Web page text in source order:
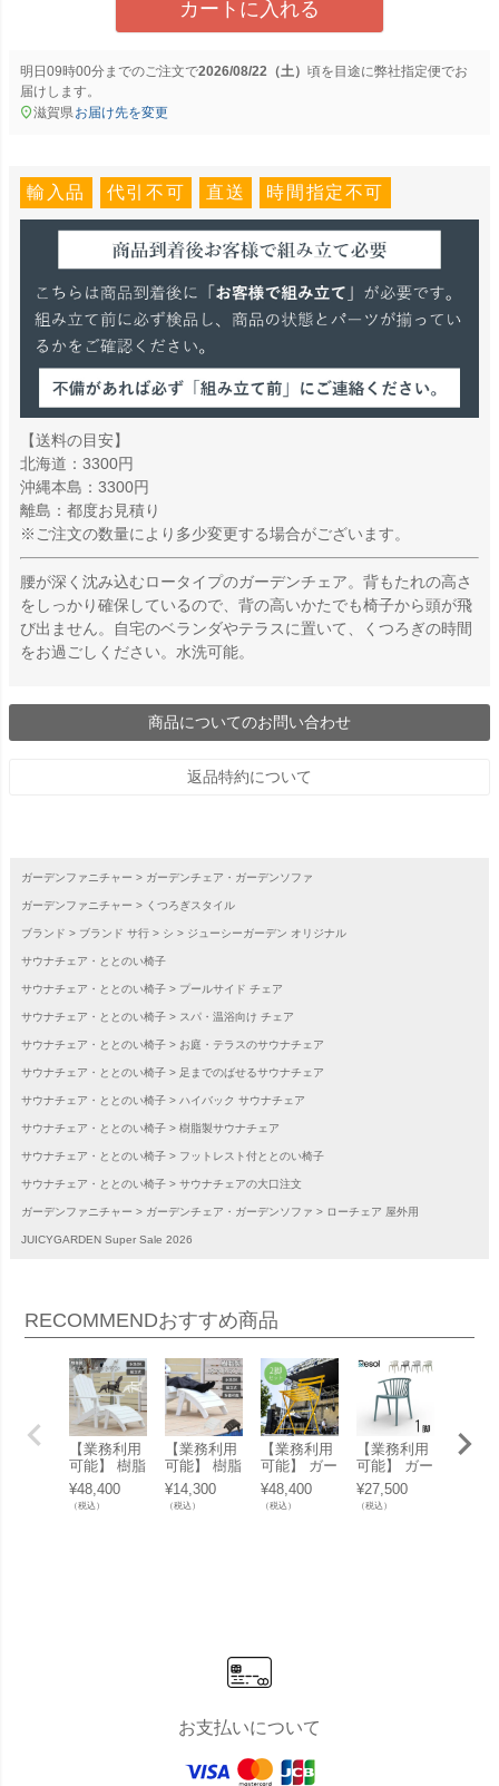
カートに入れる
明日09時00分までのご注文で2026/08/22（土） に弊社指定便でお
届けします。
滋賀県 お届け先を変更
輸入品 代引不可 直送 時間指定不可
【送料の目安】
北海道：3300円
沖縄本島：3300円
離島：都度お見積り
※ご注文の数量により多少変更する場合がございます。
腰が深く沈み込むロータイプのガーデンチェア。背もたれの高さ
をしっかり確保しているので、背の高いかたでも椅子から頭が飛
び出ません。自宅のベランダやテラスに置いて、くつろぎの時間
をお過ごしください。水洗可能。
商品についてのお問い合わせ
返品特約について
ガーデンファニチャー ガーデンチェア・ガーデンソファ
ガーデンファニチャー くつろぎスタイル
ブランド ブランド サ行 シ ジューシーガーデン オリジナル
サウナチェア・ととのい椅子
サウナチェア・ととのい椅子 プールサイド チェア
サウナチェア・ととのい椅子 スパ・温浴向け チェア
サウナチェア・ととのい椅子 お庭・テラスのサウナチェア
サウナチェア・ととのい椅子 足までのばせるサウナチェア
サウナチェア・ととのい椅子 ハイバック サウナチェア
サウナチェア・ととのい椅子 樹脂製サウナチェア
サウナチェア・ととのい椅子 フットレスト付ととのい椅子
サウナチェア・ととのい椅子 サウナチェアの大口注文
ガーデンファニチャー ガーデンチェア・ガーデンソファ ローチェア 屋外用
JUICYGARDEN Super Sale 2026
RECOMMENDおすすめ商品
【業務利用
可能】 樹脂
製 「 マッ
キンリー ア
ディロンダ
¥48,400
（税込）
【業務利用
可能】 樹脂
製 「 マッ
キンリー ア
ディロンダ
¥14,300
（税込）
【業務利用
可能】 ガー
デンチェア
屋外 折りた
たみチェア
¥48,400
（税込）
【業務利用
可能】 ガー
デンチェア
屋外 「Res
ol Woody
¥27,500
（税込）
【業
お支払いについて